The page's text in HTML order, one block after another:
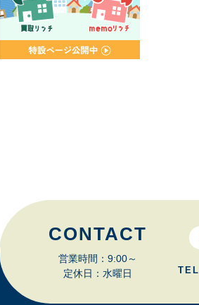
CONTACT
営業時間：9:00～
定休日：水曜日
TEL